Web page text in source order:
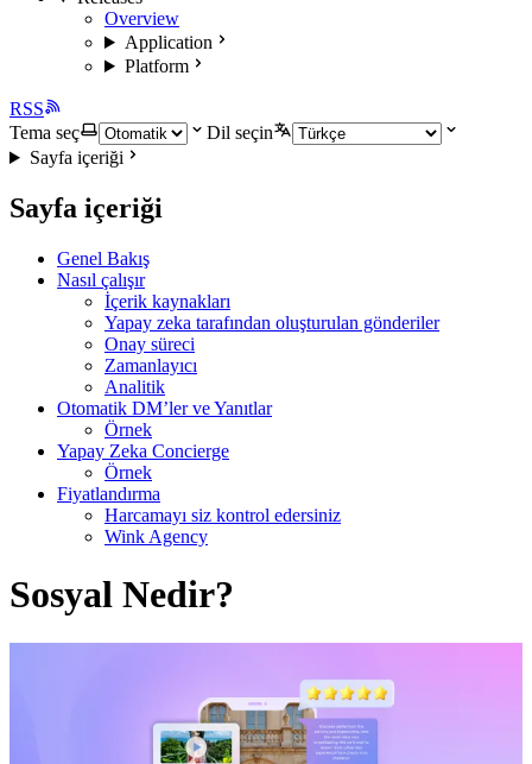
Overview
Application
Platform
RSS
Tema seç
Dil seçin
Sayfa içeriği
Sayfa içeriği
Genel Bakış
Nasıl çalışır
İçerik kaynakları
Yapay zeka tarafından oluşturulan gönderiler
Onay süreci
Zamanlayıcı
Analitik
Otomatik DM’ler ve Yanıtlar
Örnek
Yapay Zeka Concierge
Örnek
Fiyatlandırma
Harcamayı siz kontrol edersiniz
Wink Agency
Sosyal Nedir?